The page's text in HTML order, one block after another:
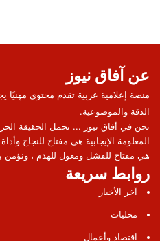
عن آفاق نيوز
منصة إعلامية عربية تقدم محتوى مهنيًا
الدقة والموضوعية.
نحن في أفاق نيوز ... نحمل الحقيقة
المعلومة الإيجابية هي مفتاح للنجاح
هي مفتاح للفشل ومعول للهدم ، ونؤمن
روابط سريعة
آخر الأخبار
محليات
اقتصاد وأعمال